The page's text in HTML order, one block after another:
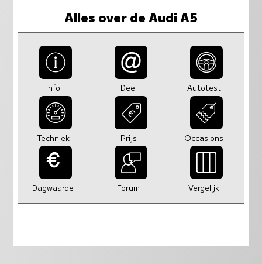
Alles over de Audi A5
Info Deel Autotest
Techniek Prijs Occasions
Dagwaarde Forum Vergelijk